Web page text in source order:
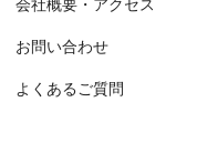
会社概要・アクセス
お問い合わせ
よくあるご質問